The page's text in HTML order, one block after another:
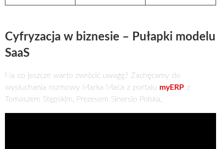
Cyfryzacja w biznesie – Pułapki modelu
SaaS
Na co jeszcze warto zwrócić uwagę? Zachęcamy do
wysłuchania rozmowy Marka Maca z portalu myERP z
Tomaszem Stępskim, Prezesem Sinersio Polska.